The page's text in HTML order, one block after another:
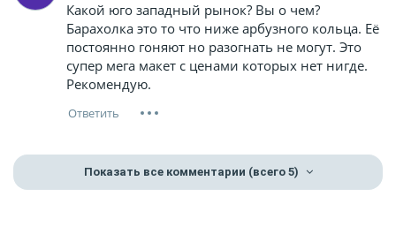
Какой юго западный рынок? Вы о чем?
Барахолка это то что ниже арбузного кольца. Её
постоянно гоняют но разогнать не могут. Это
супер мега макет с ценами которых нет нигде.
Рекомендую.
Показать все комментарии (всего 5)